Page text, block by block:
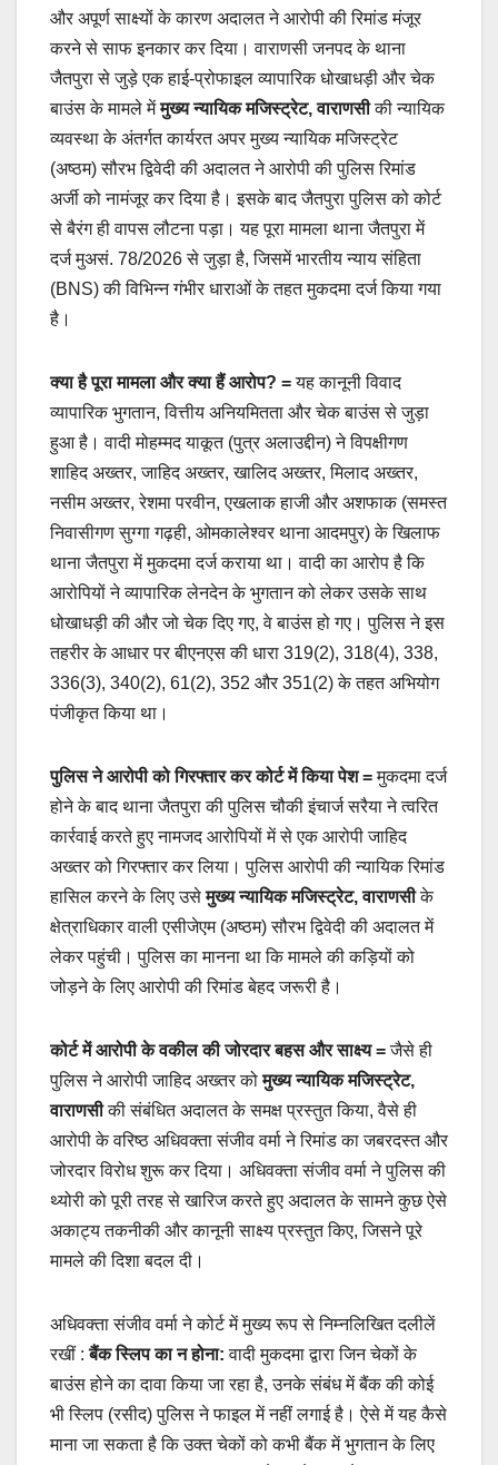
और अपूर्ण साक्ष्यों के कारण अदालत ने आरोपी की रिमांड मंजूर
करने से साफ इनकार कर दिया। वाराणसी जनपद के थाना
जैतपुरा से जुड़े एक हाई-प्रोफाइल व्यापारिक धोखाधड़ी और चेक
बाउंस के मामले मेंमुख्य न्यायिक मजिस्ट्रेट, वाराणसीकी न्यायिक
व्यवस्था के अंतर्गत कार्यरत अपर मुख्य न्यायिक मजिस्ट्रेट
(अष्ठम) सौरभ द्विवेदी की अदालत ने आरोपी की पुलिस रिमांड
अर्जी को नामंजूर कर दिया है। इसके बाद जैतपुरा पुलिस को कोर्ट
से बैरंग ही वापस लौटना पड़ा। यह पूरा मामला थाना जैतपुरा में
दर्ज मुअसं. 78/2026 से जुड़ा है, जिसमें भारतीय न्याय संहिता
(BNS) की विभिन्न गंभीर धाराओं के तहत मुकदमा दर्ज किया गया
है।
क्या है पूरा मामला और क्या हैं आरोप? =यह कानूनी विवाद
व्यापारिक भुगतान, वित्तीय अनियमितता और चेक बाउंस से जुड़ा
हुआ है। वादी मोहम्मद याकूत (पुत्र अलाउद्दीन) ने विपक्षीगण
शाहिद अख्तर, जाहिद अख्तर, खालिद अख्तर, मिलाद अख्तर,
नसीम अख्तर, रेशमा परवीन, एखलाक हाजी और अशफाक (समस्त
निवासीगण सुग्गा गढ़ही, ओमकालेश्वर थाना आदमपुर) के खिलाफ
थाना जैतपुरा में मुकदमा दर्ज कराया था। वादी का आरोप है कि
आरोपियों ने व्यापारिक लेनदेन के भुगतान को लेकर उसके साथ
धोखाधड़ी की और जो चेक दिए गए, वे बाउंस हो गए। पुलिस ने इस
तहरीर के आधार पर बीएनएस की धारा 319(2), 318(4), 338,
336(3), 340(2), 61(2), 352 और 351(2) के तहत अभियोग
पंजीकृत किया था।
पुलिस ने आरोपी को गिरफ्तार कर कोर्ट में किया पेश =मुकदमा दर्ज
होने के बाद थाना जैतपुरा की पुलिस चौकी इंचार्ज सरैया ने त्वरित
कार्रवाई करते हुए नामजद आरोपियों में से एक आरोपी जाहिद
अख्तर को गिरफ्तार कर लिया। पुलिस आरोपी की न्यायिक रिमांड
हासिल करने के लिए उसेमुख्य न्यायिक मजिस्ट्रेट, वाराणसीके
क्षेत्राधिकार वाली एसीजेएम (अष्ठम) सौरभ द्विवेदी की अदालत में
लेकर पहुंची। पुलिस का मानना था कि मामले की कड़ियों को
जोड़ने के लिए आरोपी की रिमांड बेहद जरूरी है।
कोर्ट में आरोपी के वकील की जोरदार बहस और साक्ष्य =जैसे ही
पुलिस ने आरोपी जाहिद अख्तर कोमुख्य न्यायिक मजिस्ट्रेट,
वाराणसीकी संबंधित अदालत के समक्ष प्रस्तुत किया, वैसे ही
आरोपी के वरिष्ठ अधिवक्ता संजीव वर्मा ने रिमांड का जबरदस्त और
जोरदार विरोध शुरू कर दिया। अधिवक्ता संजीव वर्मा ने पुलिस की
थ्योरी को पूरी तरह से खारिज करते हुए अदालत के सामने कुछ ऐसे
अकाट्य तकनीकी और कानूनी साक्ष्य प्रस्तुत किए, जिसने पूरे
मामले की दिशा बदल दी।
अधिवक्ता संजीव वर्मा ने कोर्ट में मुख्य रूप से निम्नलिखित दलीलें
रखीं :बैंक स्लिप का न होना: वादी मुकदमा द्वारा जिन चेकों के
बाउंस होने का दावा किया जा रहा है, उनके संबंध में बैंक की कोई
भी स्लिप (रसीद) पुलिस ने फाइल में नहीं लगाई है। ऐसे में यह कैसे
माना जा सकता है कि उक्त चेकों को कभी बैंक में भुगतान के लिए